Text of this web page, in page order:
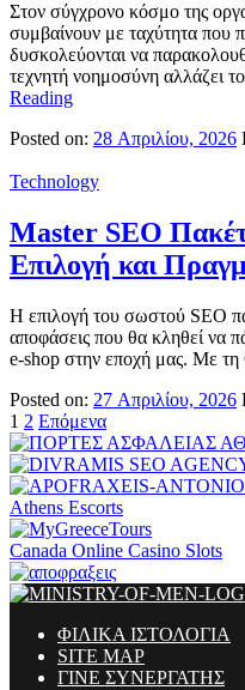
Στον σύγχρονο κόσμο της
συμβαίνουν με ταχύτητα που
δυσκολεύονται να
τεχνητή νοημοσύνη αλλάζει
Reading
Posted on: 28 Απριλίου, 2026
Technology
Master SEO
Επιλογή και
Η επιλογή του σωστού SEO
αποφάσεις που θα κληθεί να
e-shop στην εποχή μας. Με τη
Posted on: 27 Απριλίου, 2026
Σελιδοποίηση
άρθρων
1 2 Επόμενα
Athens Escorts
Canada Online Casino Slots
ΦΙΛΙΚΑ ΙΣΤΟΛΟΓΙΑ
SITE MAP
ΓΙΝΕ ΣΥΝΕΡΓΑΤΗΣ